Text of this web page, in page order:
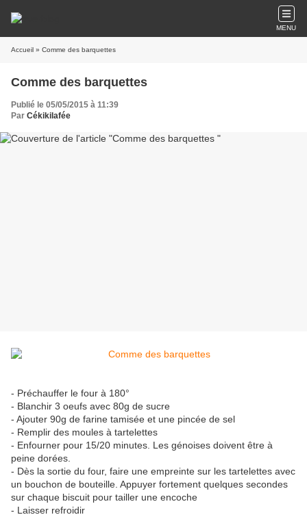
MENU
Accueil » Comme des barquettes
Comme des barquettes
Publié le 05/05/2015 à 11:39
Par Cékikilafée
- Préchauffer le four à 180°
- Blanchir 3 oeufs avec 80g de sucre
- Ajouter 90g de farine tamisée et une pincée de sel
- Remplir des moules à tartelettes
- Enfourner pour 15/20 minutes. Les génoises doivent être à
peine dorées.
- Dès la sortie du four, faire une empreinte sur les tartelettes avec
un bouchon de bouteille. Appuyer fortement quelques secondes
sur chaque biscuit pour tailler une encoche
- Laisser refroidir